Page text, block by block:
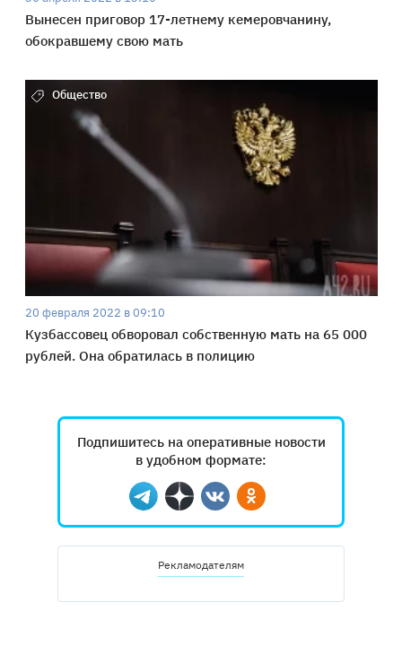
Вынесен приговор 17-летнему кемеровчанину,
обокравшему свою мать
Общество
20 февраля 2022 в 09:10
Кузбассовец обворовал собственную мать на 65 000
рублей. Она обратилась в полицию
Подпишитесь на оперативные новости
в удобном формате:
Telegram
ДзенВконтактеОдноклассники
Рекламодателям